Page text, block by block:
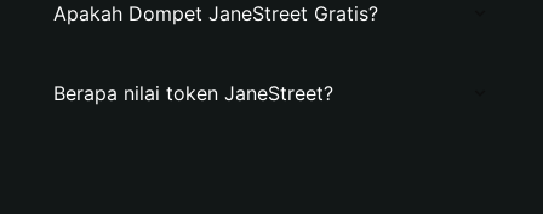
Apakah Dompet JaneStreet Gratis?
Berapa nilai token JaneStreet?